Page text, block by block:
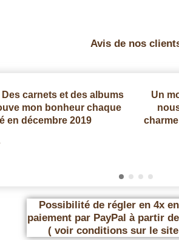
Avis de nos
carnets et des albums
mon bonheur chaque
en décembre 2019
Un
Possibilité de régler en 4x
paiement par PayPal à partir
( voir conditions sur le site